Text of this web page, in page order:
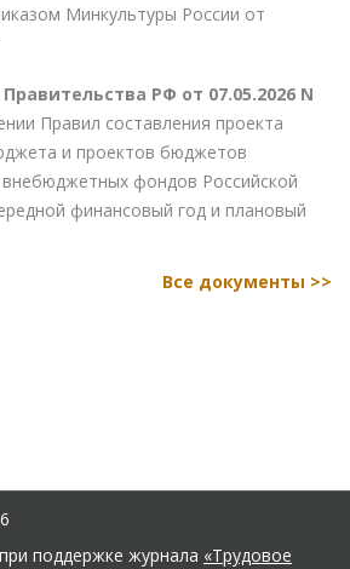
Минкультуры России от
РФ от 07.05.2026 N
Правил составления проекта
и проектов бюджетов
внебюджетных фондов Российской
финансовый год и плановый
Все документы >>
поддержке журнала «Трудовое